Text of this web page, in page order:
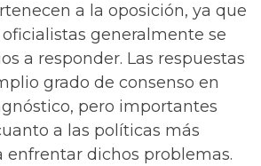
a la oposición, ya que
oficialistas generalmente se
a responder. Las respuestas
grado de consenso en
pero importantes
a las políticas más
enfrentar dichos problemas.